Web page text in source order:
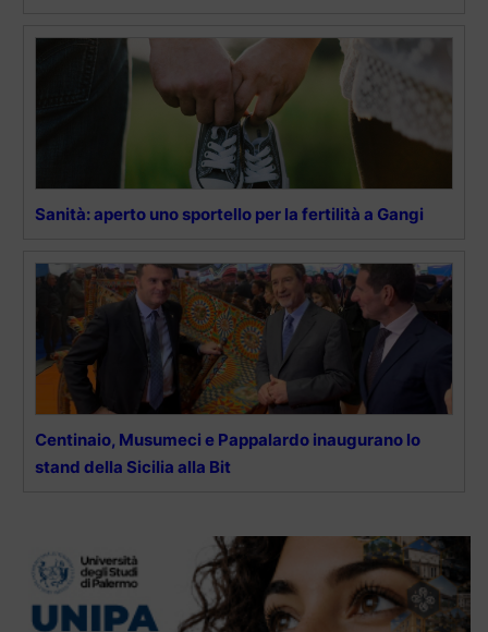
Sanità: aperto uno sportello per la fertilità a Gangi
Centinaio, Musumeci e Pappalardo inaugurano lo
stand della Sicilia alla Bit